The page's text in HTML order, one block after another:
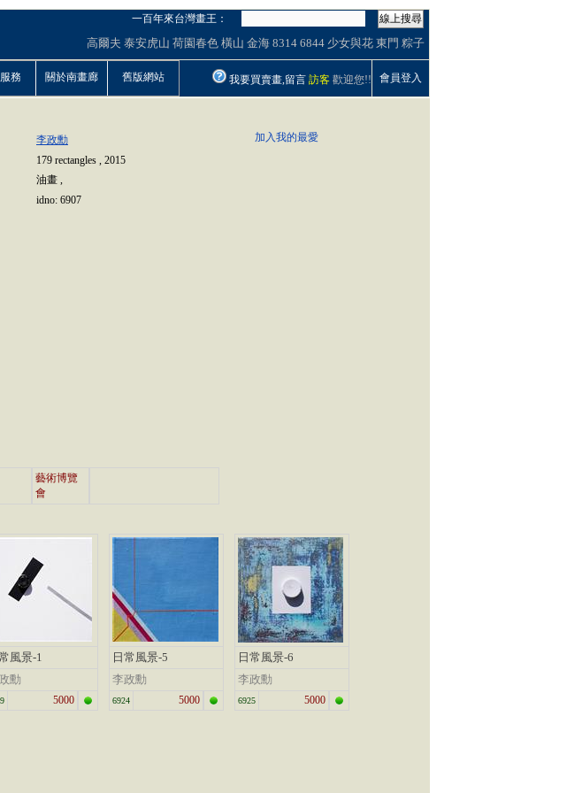
一百年來台灣畫王：
線上搜尋
高爾夫 泰安虎山 荷園春色 橫山 金海 8314 6844 少女與花 東門 粽子
務 關於南畫廊 舊版網站 我要買賣畫,留言 訪客 歡迎您!! 會員登入
李政勳
179 rectangles , 2015
油畫 ,
idno: 6907
加入我的最愛
藝術博覽
會
風景-1
勳
5000
日常風景-5
李政勳
6924 5000
日常風景-6
李政勳
6925 5000